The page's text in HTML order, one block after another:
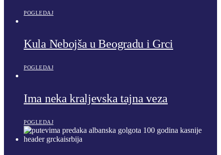
POGLEDAJ
Kula Nebojša u Beogradu i Grci
POGLEDAJ
Ima neka kraljevska tajna veza
POGLEDAJ